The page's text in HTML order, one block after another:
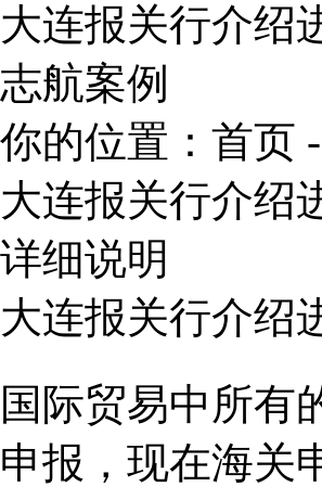
大连报关行介绍
志航案例
你的位置： 首页
大连报关行介绍
详细说明
大连报关行介绍
国际贸易中所有
申报，现在海关